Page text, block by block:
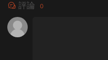
評論 0